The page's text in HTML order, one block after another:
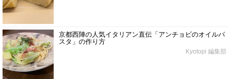
京都西陣の人気イタリアン直伝「アンチョビのオイルパ
スタ」の作り方
Kyotopi 編集部